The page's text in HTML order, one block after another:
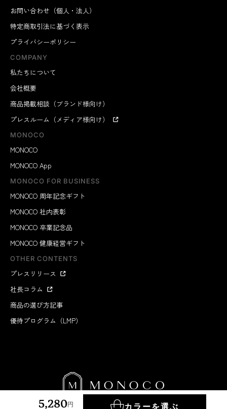
5,280円 カラーを選ぶ
お問い合わせ（個人・法人）
特定商取引法に基づく表示
プライバシーポリシー
COMPANY
私たちについて
会社概要
商品掲載相談（ブランド様向け）
プレスルーム（メディア様向け）
MONOCO
MONOCO
MONOCO App
MONOCO FOR BUSINESS
MONOCO 周年記念ギフト
MONOCO 社内表彰
MONOCO 卒業記念品
MONOCO 健康経営ギフト
OTHER CONTENTS
プレスリリース
社長コラム
商品の選び方記事
優待プログラム（LMP）